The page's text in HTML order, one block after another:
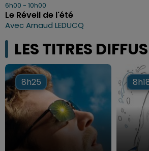
6h00 - 10h00
Le Réveil de l'été
Avec Arnaud LEDUCQ
LES TITRES
8h25
8h25